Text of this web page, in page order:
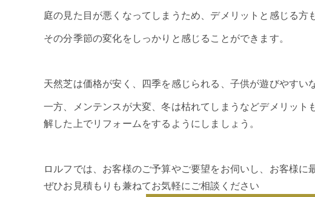
庭の見た目が悪くなってしまうため、デメリットと感じる方
その分季節の変化をしっかりと感じることができます。
天然芝は価格が安く、四季を感じられる、子供が遊びやすい
一方、メンテンスが大変、冬は枯れてしまうなどデメリッ
解した上でリフォームをするようにしましょう。
ロルフでは、お客様のご予算やご要望をお伺いし、お客様に
ぜひお見積もりも兼ねてお気軽にご相談ください